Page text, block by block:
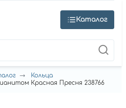
Каталог
Кольца
Красная Пресня 238766